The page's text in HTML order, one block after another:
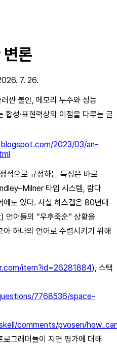
론
7. 26.
싼 불안, 메모리 누수와 성능
합성·표현력상의 이점을 다루는 글
2023/03/an-
적으로 규정하는 특징은 바로
타입 시스템, 람다
에도 있다. 사실 하스켈은 80년대
어들의 “우후죽순” 상황을
하나의 언어로 수렴시키기 위해
item?id=26281884), 스택
7768536/space-
comments/pvosen/
그래머들이 지연 평가에 대해